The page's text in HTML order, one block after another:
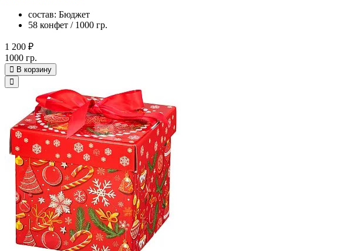
состав: Бюджет
58 конфет / 1000 гр.
1 200 ₽
1000 гр.
В корзину